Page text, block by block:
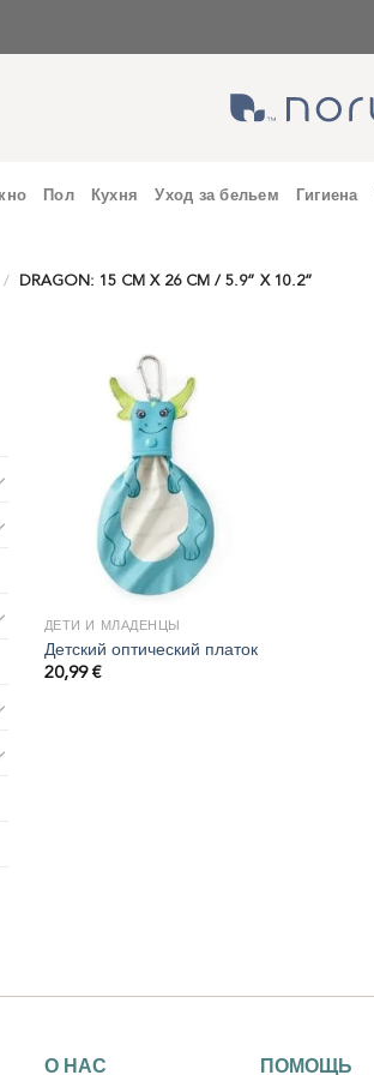
Пол Кухня Уход за бельем Гигиена
/ DRAGON: 15 CM X 26 CM / 5.9” X 10.2”
ДЕТИ И МЛАДЕНЦЫ
Детский оптический платок
20,99€
О НАС ПОМОЩЬ